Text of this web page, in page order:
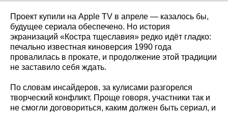
Проект купили на Apple TV в апреле — казалось бы,
будущее сериала обеспечено. Но история
экранизаций «Костра тщеславия» редко идёт гладко:
печально известная киноверсия 1990 года
провалилась в прокате, и продолжение этой традиции
не заставило себя ждать.
По словам инсайдеров, за кулисами разгорелся
творческий конфликт. Проще говоря, участники так и
не смогли договориться, каким должен быть сериал, и